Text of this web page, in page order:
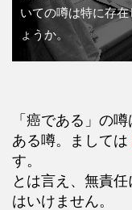
いての噂は特に存
ょうか。
「癌である」の
ある噂。ましては
す。
とは言え、無責任
はいけません。